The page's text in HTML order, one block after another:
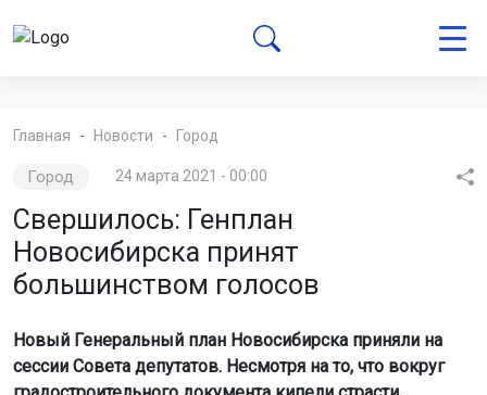
Главная Новости Город
Город 24 марта 2021 - 00:00
Свершилось: Генплан
Новосибирска принят
большинством голосов
Новый Генеральный план Новосибирска приняли на
сессии Совета депутатов. Несмотря на то, что вокруг